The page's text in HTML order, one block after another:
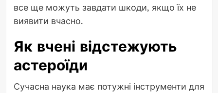
все ще можуть завдати шкоди, якщо їх не
виявити вчасно.
Як вчені відстежують
астероїди
Сучасна наука має потужні інструменти для